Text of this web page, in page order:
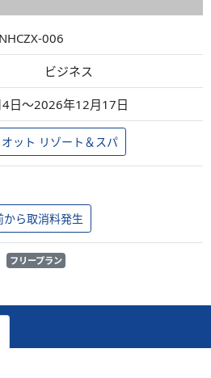
006
ビジネス
日～2026年12月17日
ット リゾート＆スパ
ら取消料発生
フリープラン